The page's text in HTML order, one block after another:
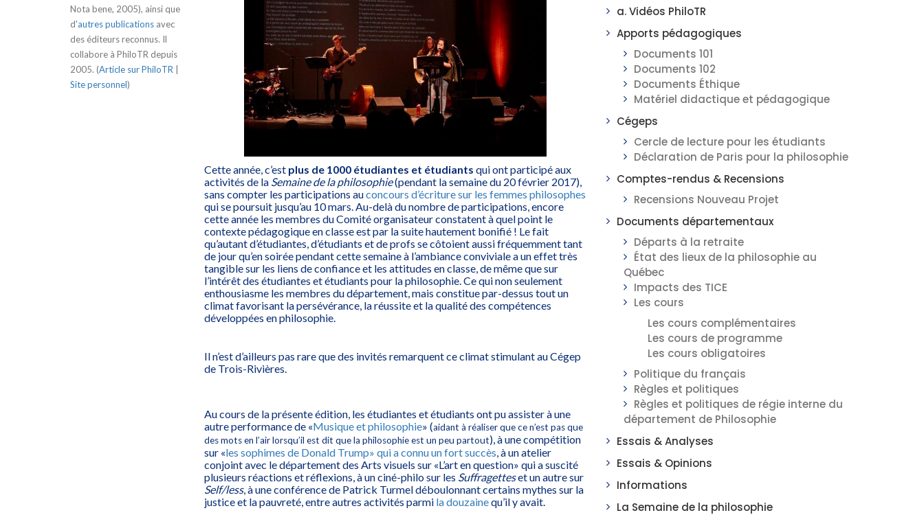
Nota bene, 2005), ainsi que
d'autres publications avec
des éditeurs reconnus. Il
collabore à PhiloTR depuis
2005. (Article sur PhiloTR |
Site personnel)
Cette année, c’est plus de 1000 étudiantes et étudiants qui ont participé aux
activités de la Semaine de la philosophie(pendant la semaine du 20 février 2017),
sans compter les participations auconcours d’écriture sur les femmes philosophes
qui se poursuit jusqu’au 10 mars. Au-delà du nombre de participations, encore
cette année les membres du Comité organisateur constatent à quel point le
contexte pédagogique en classe est par la suite hautement bonifié ! Le fait
qu’autant d’étudiantes, d’étudiants et de profs se côtoient aussi fréquemment tant
de jour qu’en soirée pendant cette semaine à l’ambiance conviviale a un effet très
tangible sur les liens de confiance et les attitudes en classe, de même que sur
l’intérêt des étudiantes et étudiants pour la philosophie. Ce qui non seulement
enthousiasme les membres du département, mais constitue par-dessus tout un
climat favorisant la persévérance, la réussite et la qualité des compétences
développées en philosophie.
Il n’est d’ailleurs pas rare que des invités remarquent ce climat stimulant au Cégep
de Trois-Rivières.
Au cours de la présente édition, les étudiantes et étudiants ont pu assister à une
autre performance de «Musique et philosophie» (aidant à réaliser que ce n’est pas que
des mots en l’air lorsqu’il est dit que la philosophie est un peu partout), à une compétition
sur «les sophimes de Donald Trump» qui a connu un fort succès, à un atelier
conjoint avec le département des Arts visuels sur «L’art en question» qui a suscité
plusieurs réactions et réflexions, à un ciné-philo sur les Suffragetteset un autre sur
Self/less, à une conférence de Patrick Turmel déboulonnant certains mythes sur la
justice et la pauvreté, entre autres activités parmi la douzainequ’il y avait.
a. Vidéos PhiloTR
Apports pédagogiques
Documents 101
Documents 102
Documents Éthique
Matériel didactique et pédagogique
Cégeps
Cercle de lecture pour les étudiants
Déclaration de Paris pour la philosophie
Comptes-rendus & Recensions
Recensions Nouveau Projet
Documents départementaux
Départs à la retraite
État des lieux de la philosophie au
Québec
Impacts des TICE
Les cours
Les cours complémentaires
Les cours de programme
Les cours obligatoires
Politique du français
Règles et politiques
Règles et politiques de régie interne du
département de Philosophie
Essais & Analyses
Essais & Opinions
Informations
La Semaine de la philosophie